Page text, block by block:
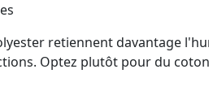
retiennent davantage
Optez plutôt pour du